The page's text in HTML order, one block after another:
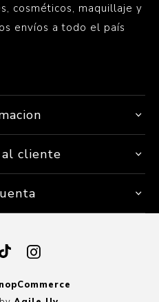
cosméticos, maquillaje y
envíos a todo el país
cliente
nopCommerce